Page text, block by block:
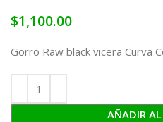
$1,100.00
Gorro Raw black vicera Curva
AÑADIR